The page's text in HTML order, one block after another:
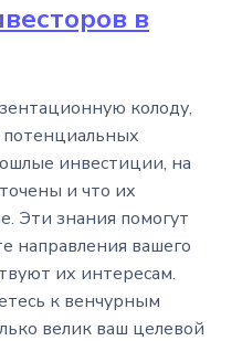
в
колоду,
инвестиции, на
и что их
Эти знания помогут
направления вашего
их интересам.
к венчурным
велик ваш целевой